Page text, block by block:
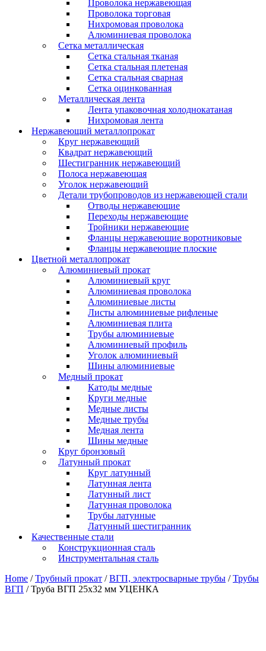
Проволока нержавеющая
Проволока торговая
Нихромовая проволока
Алюминиевая проволока
Сетка металлическая
Сетка стальная тканая
Сетка стальная плетеная
Сетка стальная сварная
Сетка оцинкованная
Металлическая лента
Лента упаковочная холоднокатаная
Нихромовая лента
Нержавеющий металлопрокат
Круг нержавеющий
Квадрат нержавеющий
Шестигранник нержавеющий
Полоса нержавеющая
Уголок нержавеющий
Детали трубопроводов из нержавеющей стали
Отводы нержавеющие
Переходы нержавеющие
Тройники нержавеющие
Фланцы нержавеющие воротниковые
Фланцы нержавеющие плоские
Цветной металлопрокат
Алюминиевый прокат
Алюминиевый круг
Алюминиевая проволока
Алюминиевые листы
Листы алюминиевые рифленые
Алюминиевая плита
Трубы алюминиевые
Алюминиевый профиль
Уголок алюминиевый
Шины алюминиевые
Медный прокат
Катоды медные
Круги медные
Медные листы
Медные трубы
Медная лента
Шины медные
Круг бронзовый
Латунный прокат
Круг латунный
Латунная лента
Латунный лист
Латунная проволока
Трубы латунные
Латунный шестигранник
Качественные стали
Конструкционная сталь
Инструментальная сталь
Home /Трубный прокат /ВГП, электросварные трубы /Трубы
ВГП / Труба ВГП 25х32 мм УЦЕНКА